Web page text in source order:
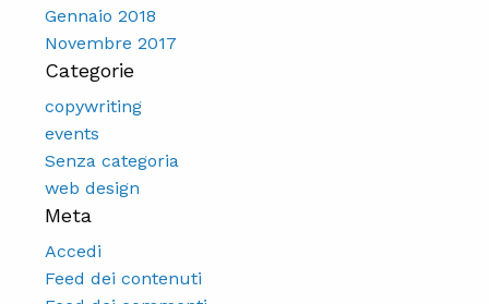
Gennaio 2018
Novembre 2017
Categorie
copywriting
events
Senza categoria
web design
Meta
Accedi
Feed dei contenuti